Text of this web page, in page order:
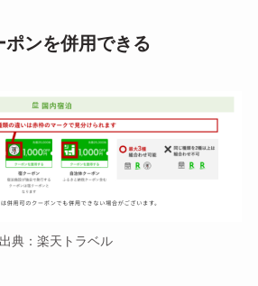
ンを併用できる
出典：楽天トラベル